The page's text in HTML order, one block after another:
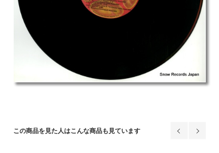
この商品を見た人はこんな商品も見ています